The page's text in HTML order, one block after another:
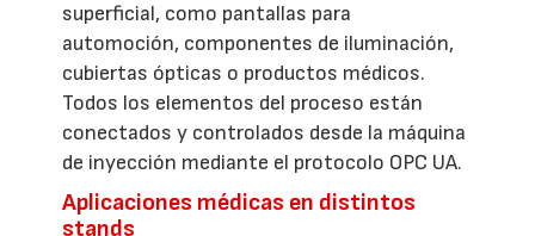
superficial, como pantallas para
automoción, componentes de iluminación,
cubiertas ópticas o productos médicos.
Todos los elementos del proceso están
conectados y controlados desde la máquina
de inyección mediante el protocolo OPC UA.
Aplicaciones médicas en distintos
stands